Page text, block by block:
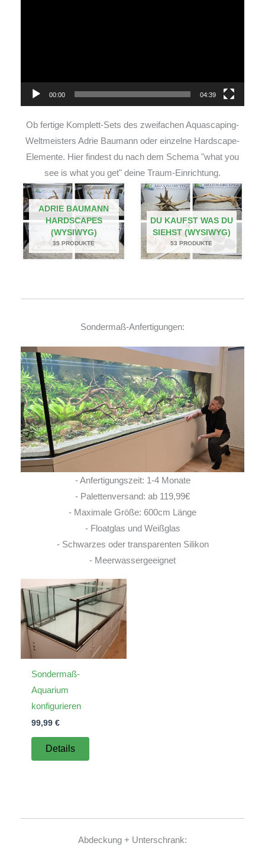
00:00 04:39
Ob fertige Komplett-Sets des zweifachen Aquascaping-
Weltmeisters Adrie Baumann oder einzelne Hardscape-
Elemente. Hier findest du nach dem Schema "what you
see is what you get" deine Traum-Einrichtung.
ADRIE BAUMANN
HARDSCAPES
(WYSIWYG)
35 PRODUKTE
DU KAUFST WAS DU
SIEHST (WYSIWYG)
53 PRODUKTE
Sondermaß-Anfertigungen:
- Anfertigungszeit: 1-4 Monate
- Palettenversand: ab 119,99€
- Maximale Größe: 600cm Länge
- Floatglas und Weißglas
- Schwarzes oder transparenten Silikon
- Meerwassergeeignet
Sondermaß-
Aquarium
konfigurieren
99,99 €
Details
Abdeckung + Unterschrank: